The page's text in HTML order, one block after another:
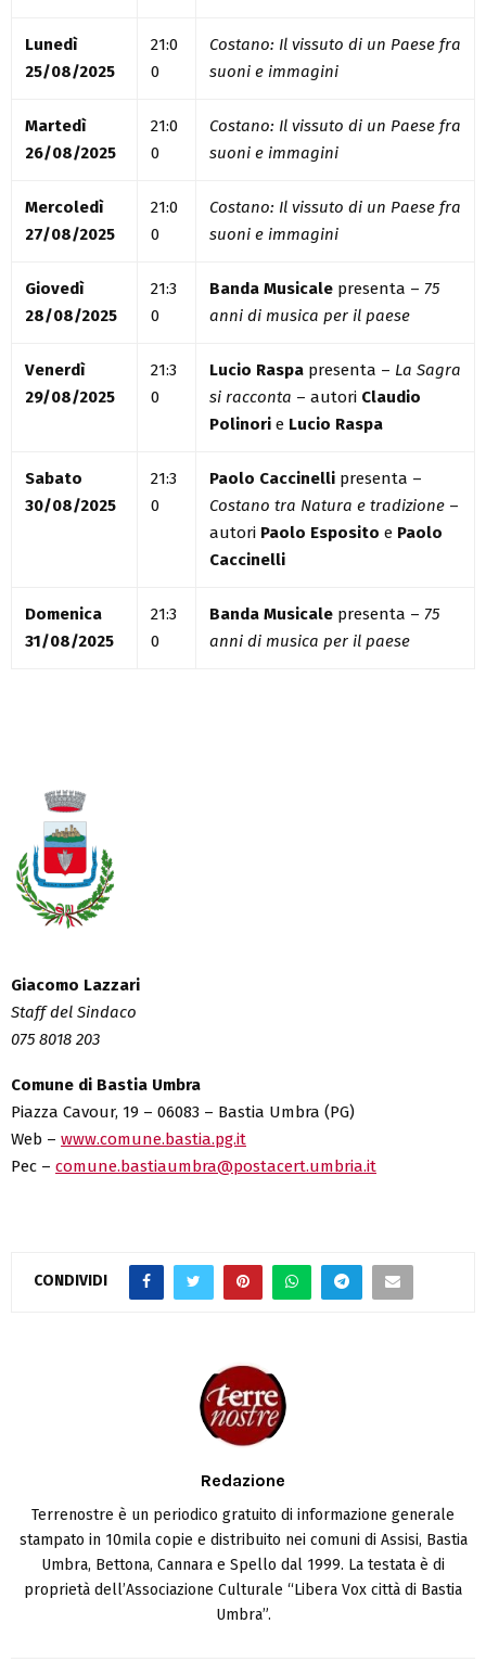
Lunedì
25/08/2025
21:0
0
Costano: Il vissuto di un Paese fra
suoni e immagini
Martedì
26/08/2025
21:0
0
Costano: Il vissuto di un Paese fra
suoni e immagini
Mercoledì
27/08/2025
21:0
0
Costano: Il vissuto di un Paese fra
suoni e immagini
Giovedì
28/08/2025
21:3
0
Banda Musicale presenta – 75
anni di musica per il paese
Venerdì
29/08/2025
21:3
0
Lucio Raspa presenta – La Sagra
si racconta – autori Claudio
Polinori e Lucio Raspa
Sabato
30/08/2025
21:3
0
Paolo Caccinelli presenta –
Costano tra Natura e tradizione –
autori Paolo Esposito e Paolo
Caccinelli
Domenica
31/08/2025
21:3
0
Banda Musicale presenta – 75
anni di musica per il paese
Giacomo Lazzari
Staff del Sindaco
075 8018 203
Comune di Bastia Umbra
Piazza Cavour, 19 – 06083 – Bastia Umbra (PG)
Web – www.comune.bastia.pg.it
Pec – comune.bastiaumbra@postacert.umbria.it
CONDIVIDI
Redazione
Terrenostre è un periodico gratuito di informazione generale
stampato in 10mila copie e distribuito nei comuni di Assisi, Bastia
Umbra, Bettona, Cannara e Spello dal 1999. La testata è di
proprietà dell’Associazione Culturale “Libera Vox città di Bastia
Umbra”.